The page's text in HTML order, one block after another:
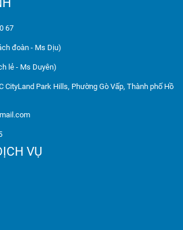
67
đoàn - Ms Dịu)
lẻ - Ms Duyên)
Park Hills, Phường Gò Vấp, Thành phố Hồ
VỤ